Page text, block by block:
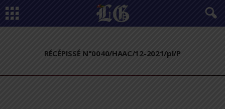
RÉCÉPISSÉ N°0040/HAAC/12-2021/pl/P